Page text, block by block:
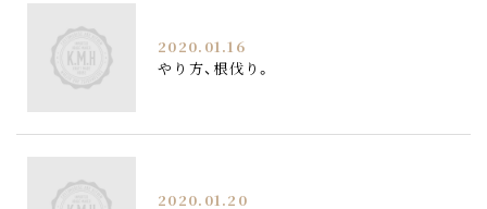
2020.01.16
やり方、根伐り。
2020.01.20